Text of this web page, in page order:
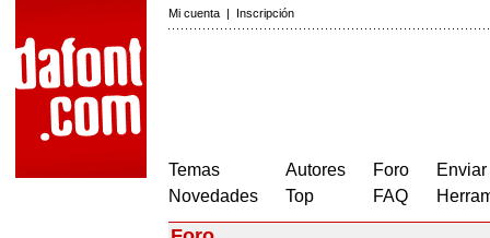
Mi cuenta | Inscripción
Temas
Novedades
Autores
Top
Foro
FAQ